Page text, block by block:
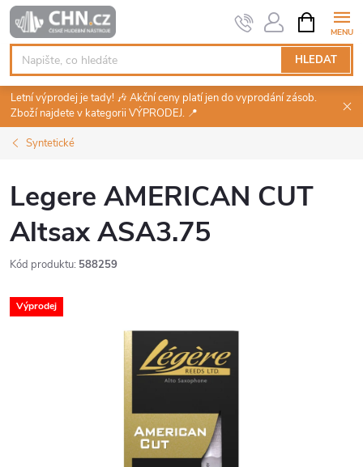
Přejít
na
obsah
HLEDAT
NÁKUPNÍ
KOŠÍK
Letní výprodej je tady! 🎶 Akční ceny platí jen do vyprodání zásob.
Zboží najdete v kategorii VÝPRODEJ. 📍
Syntetické
Legere AMERICAN CUT
Altsax ASA3.75
Kód produktu: 588259
Výprodej